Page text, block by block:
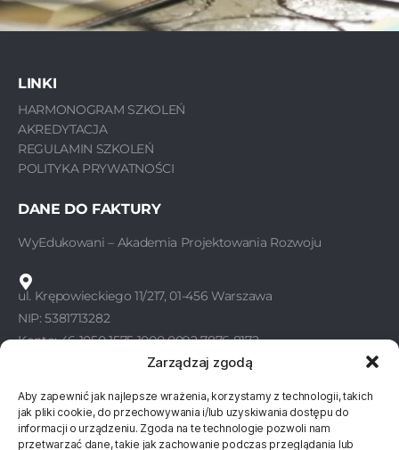
Zarządzaj zgodą
Aby zapewnić jak najlepsze wrażenia, korzystamy z technologii, takich
jak pliki cookie, do przechowywania i/lub uzyskiwania dostępu do
informacji o urządzeniu. Zgoda na te technologie pozwoli nam
przetwarzać dane, takie jak zachowanie podczas przeglądania lub
KONTAKT
WyEdukowani
DANE DO FAKTURY
WyEdukowani – Akademia Projektowania Rozwoju
ul. Krępowieckiego 11/217, 01-456 Warszawa
NIP: 5381713282
Konto: 46 1050 1575 1000 0092 7876 8172
LINKI
HARMONOGRAM SZKOLEŃ
AKREDYTACJA
REGULAMIN SZKOLEŃ
POLITYKA PRYWATNOŚCI